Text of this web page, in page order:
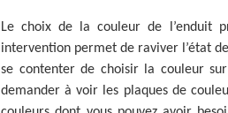
Le choix de la couleur de l’enduit
intervention permet de raviver l’état
se contenter de choisir la couleur
demander à voir les plaques de